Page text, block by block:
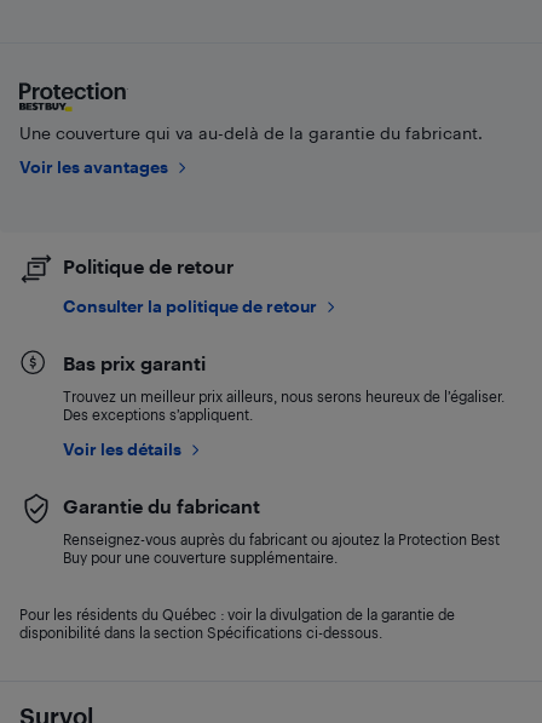
Survol
Une couverture qui va au-delà de la garantie du fabricant.
Voir les avantages
Politique de retour
Consulter la politique de retour
Bas prix garanti
Trouvez un meilleur prix ailleurs, nous serons heureux de l’égaliser.
Des exceptions s’appliquent.
Voir les détails
Garantie du fabricant
Renseignez-vous auprès du fabricant ou ajoutez la Protection Best
Buy pour une couverture supplémentaire.
Pour les résidents du Québec : voir la divulgation de la garantie de
disponibilité dans la section Spécifications ci-dessous.